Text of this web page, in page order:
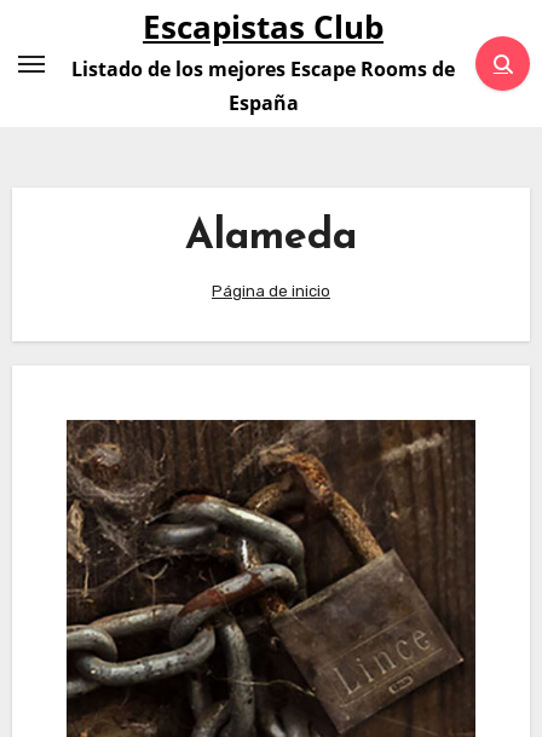
contenido
Escapistas Club
Listado de los mejores Escape Rooms de
España
Alameda
Página de inicio